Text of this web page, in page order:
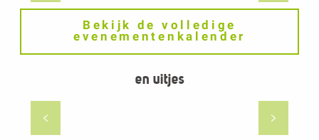
Bekijk de volledige
evenementenkalender
en uitjes
Bioscoop - wat is er te doen